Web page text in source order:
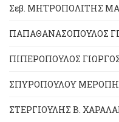
Σεβ. ΜΗΤΡΟΠΟΛΙΤΗΣ
ΠΑΠΑΘΑΝΑΣΟΠΟΥΛΟΣ
ΠΙΠΕΡΟΠΟΥΛΟΣ
ΣΠΥΡΟΠΟΥΛΟΥ ΜΕΡΟΠΗ
ΣΤΕΡΓΙΟΥΛΗΣ Β.